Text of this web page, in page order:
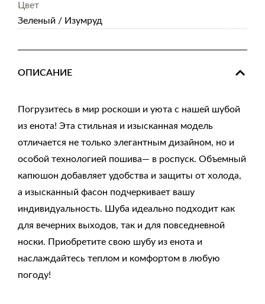
Цвет
Зеленый / Изумруд
ОПИСАНИЕ
Погрузитесь в мир роскоши и уюта с нашей шубой
из енота! Эта стильная и изысканная модель
отличается не только элегантным дизайном, но и
особой технологией пошива— в роспуск. Объемный
капюшон добавляет удобства и защиты от холода,
а изысканный фасон подчеркивает вашу
индивидуальность. Шуба идеально подходит как
для вечерних выходов, так и для повседневной
носки. Приобретите свою шубу из енота и
наслаждайтесь теплом и комфортом в любую
погоду!